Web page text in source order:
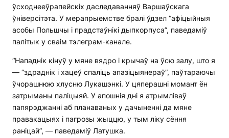
ўсходнееўрапейскіх даследаванняў Варшаўскага
ўніверсітэта. У мерапрыемстве бралі ўдзел “афіцыйныя
асобы Польшчы і прадстаўнікі дыпкорпуса”, паведаміў
палітык у сваім тэлеграм-канале.
“Нападнік кінуў у мяне вядро і крычаў на ўсю залу, што я
— “здраднік і хацеў спаліць апазіцыянераў”, паўтараючы
ўчорашнюю хлусню Лукашэнкі. У цяперашні момант ён
затрыманы паліцыяй. У апошнія дні я атрымліваў
папярэджанні аб планаваных у дачыненні да мяне
правакацыях і пагрозы жыццю, у тым ліку сёння
раніцай”, — паведаміў Латушка.